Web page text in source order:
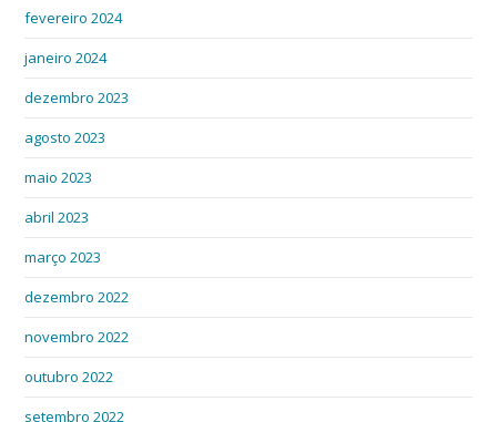
fevereiro 2024
janeiro 2024
dezembro 2023
agosto 2023
maio 2023
abril 2023
março 2023
dezembro 2022
novembro 2022
outubro 2022
setembro 2022